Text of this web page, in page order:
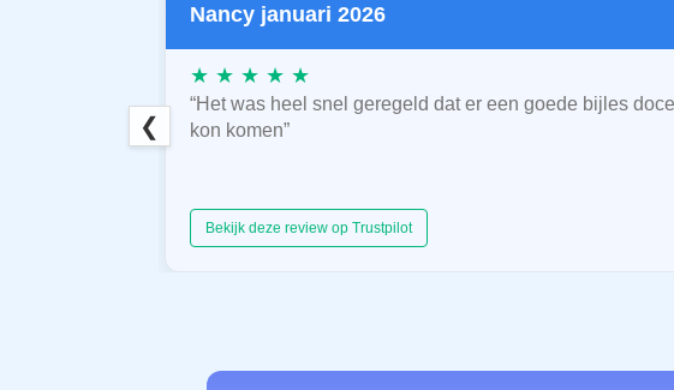
Nancy januari 2026
★ ★ ★ ★ ★
“Het was heel snel geregeld dat er een goede bijles
kon komen”
Bekijk deze review op Trustpilot
❮